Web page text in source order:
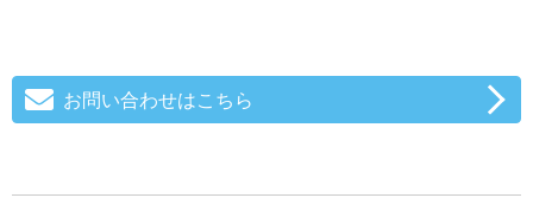
お問い合わせはこちら